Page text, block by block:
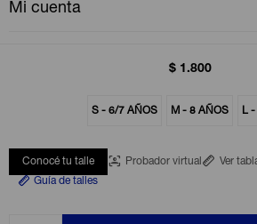
$ 1.800
S - 6/7 AÑOS M - 8 AÑOS L
Conocé tu talle Probador virtual
Ver
Guía de talles
Mi cuenta